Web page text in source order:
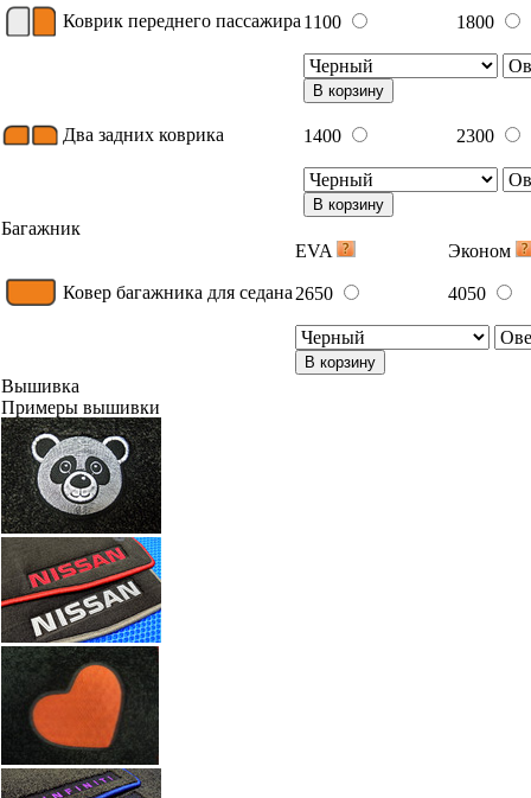
Коврик переднего пассажира 1100 1800
В корзину
Два задних коврика 1400 2300
В корзину
Багажник
EVA
Эконом
Ковер багажника для седана 2650 4050
В корзину
Вышивка
Примеры вышивки